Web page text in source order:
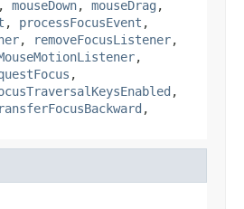
, mouseDown, mouseDrag ,
, processFocusEvent ,
, removeFocusListener,
,
,
,
,